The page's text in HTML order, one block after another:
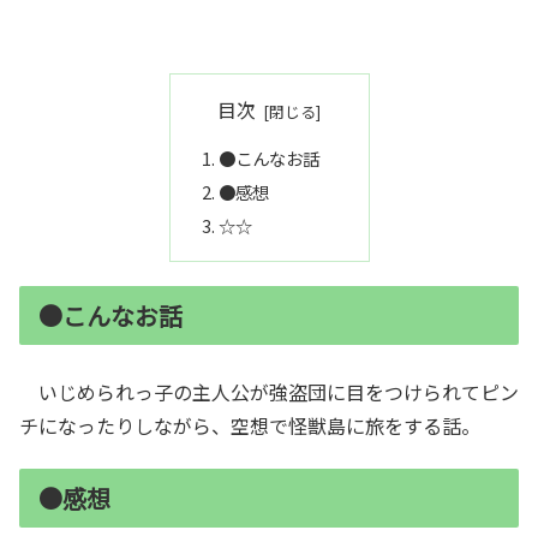
目次
●こんなお話
●感想
☆☆
●こんなお話
いじめられっ子の主人公が強盗団に目をつけられてピン
チになったりしながら、空想で怪獣島に旅をする話。
●感想